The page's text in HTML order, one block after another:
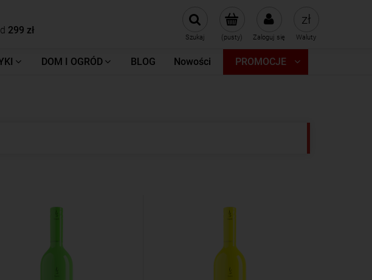
299 zł
(pusty) Zaloguj się
Szukaj Waluty
DOM I OGRÓD BLOG Nowości PROMOCJE